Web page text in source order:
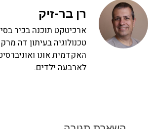
רן בר-זיק
ארכיטקט תוכנה בכיר
טכנולוגיה בעיתון דה
האקדמית אונו
לארבעה ילדים.